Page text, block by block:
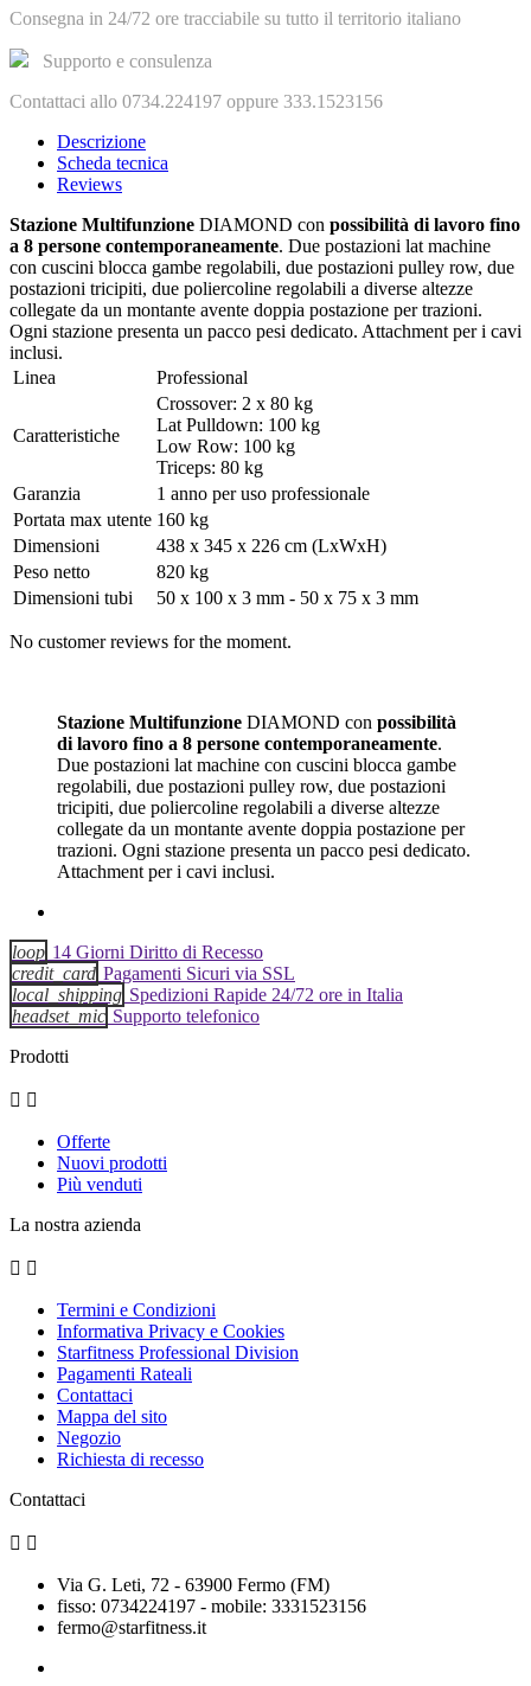
Consegna in 24/72 ore tracciabile su tutto il territorio italiano
Supporto e consulenza
Contattaci allo 0734.224197 oppure 333.1523156
Descrizione
Scheda tecnica
Reviews
Stazione Multifunzione DIAMOND con possibilità di lavoro fino
a 8 persone contemporaneamente. Due postazioni lat machine
con cuscini blocca gambe regolabili, due postazioni pulley row, due
postazioni tricipiti, due poliercoline regolabili a diverse altezze
collegate da un montante avente doppia postazione per trazioni.
Ogni stazione presenta un pacco pesi dedicato. Attachment per i cavi
inclusi.
Linea
Professional
Caratteristiche
Crossover: 2 x 80 kg
Lat Pulldown: 100 kg
Low Row: 100 kg
Triceps: 80 kg
Garanzia
1 anno per uso professionale
Portata max utente 160 kg
Dimensioni
438 x 345 x 226 cm (LxWxH)
Peso netto
820 kg
Dimensioni tubi
50 x 100 x 3 mm - 50 x 75 x 3 mm
No customer reviews for the moment.
Stazione Multifunzione DIAMOND con possibilità
di lavoro fino a 8 persone contemporaneamente.
Due postazioni lat machine con cuscini blocca gambe
regolabili, due postazioni pulley row, due postazioni
tricipiti, due poliercoline regolabili a diverse altezze
collegate da un montante avente doppia postazione per
trazioni. Ogni stazione presenta un pacco pesi dedicato.
Attachment per i cavi inclusi.
loop 14 Giorni Diritto di Recesso
credit_card Pagamenti Sicuri via SSL
local_shipping Spedizioni Rapide 24/72 ore in Italia
headset_mic Supporto telefonico
Prodotti
 
Offerte
Nuovi prodotti
Più venduti
La nostra azienda
 
Termini e Condizioni
Informativa Privacy e Cookies
Starfitness Professional Division
Pagamenti Rateali
Contattaci
Mappa del sito
Negozio
Richiesta di recesso
Contattaci
 
Via G. Leti, 72 - 63900 Fermo (FM)
fisso: 0734224197 - mobile: 3331523156
fermo@starfitness.it